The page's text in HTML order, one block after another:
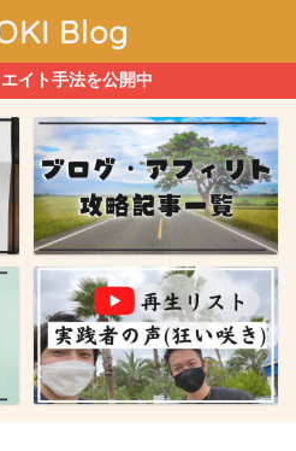
Blog
イト手法を公開中